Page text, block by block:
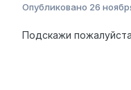
Опубликовано 26
Подскажи